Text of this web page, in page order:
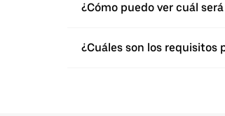
¿Cómo puedo ver cuál
¿Cuáles son los requisitos